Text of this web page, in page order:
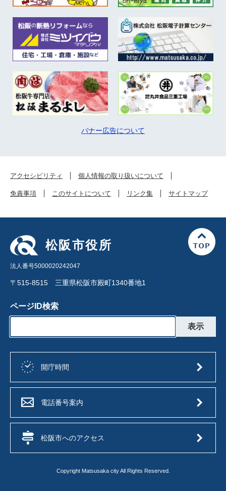
バナー広告について
アクセシビリティ 個人情報の取り扱いについて
免責事項 このサイトについて リンク集 サイトマップ
松阪市役所
法人番号5000020242047
〒515-8515 三重県松阪市殿町1340番地1
ページID検索
開庁時間
電話番号案内
松阪市へのアクセス
Copyright Matsusaka city All Rights Reserved.